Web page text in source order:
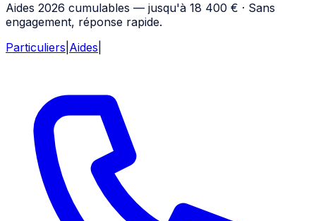
Aides 2026 cumulables — jusqu'à 18 400 € · Sans
engagement, réponse rapide.
Particuliers Aides